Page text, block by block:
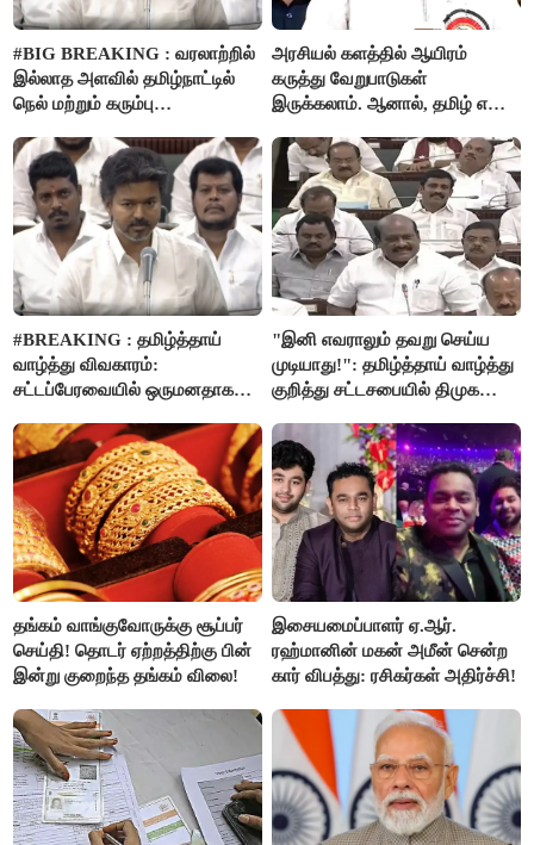
#BIG BREAKING : வரலாற்றில்
இல்லாத அளவில் தமிழ்நாட்டில்
நெல் மற்றும் கரும்பு
ஊக்கத்தொகையை உயர்த்த
முடிவு - முதலமைச்சர் விஜய்
அறிவிப்பு..!
அரசியல் களத்தில் ஆயிரம்
கருத்து வேறுபாடுகள்
இருக்கலாம். ஆனால், தமிழ் என்று
தமிழர்கள் - எடப்பாடி பழனிசாமி..!
#BREAKING : தமிழ்த்தாய்
வாழ்த்து விவகாரம்:
சட்டப்பேரவையில் ஒருமனதாக
"இனி எவராலும் தவறு செய்ய
முடியாது!": தமிழ்த்தாய் வாழ்த்து
குறித்து சட்டசபையில் திமுக
தங்கம் வாங்குவோருக்கு சூப்பர்
செய்தி! தொடர் ஏற்றத்திற்கு பின்
இன்று குறைந்த தங்கம் விலை!
இசையமைப்பாளர் ஏ.ஆர்.
ரஹ்மானின் மகன் அமீன் சென்ற
கார் விபத்து: ரசிகர்கள் அதிர்ச்சி!